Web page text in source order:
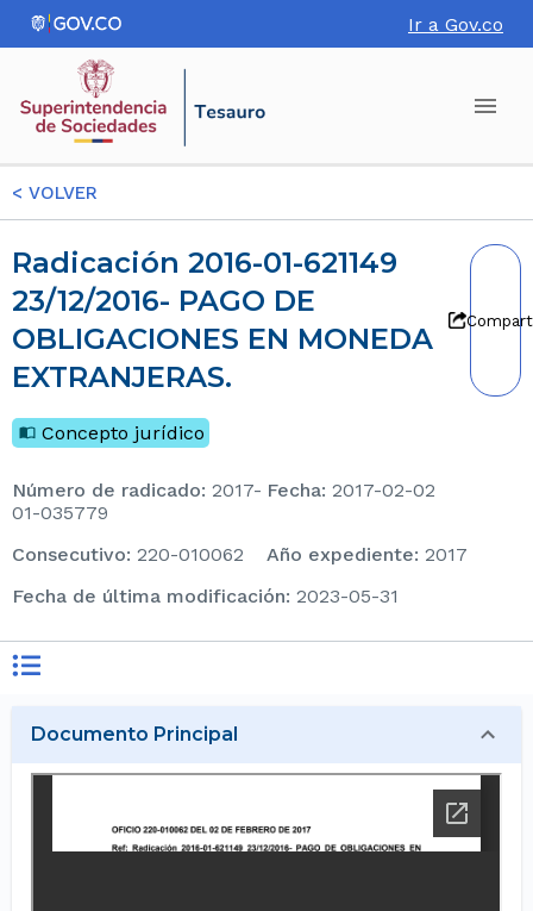
Ir a Gov.co
< VOLVER
Radicación 2016-01-621149
23/12/2016- PAGO DE
OBLIGACIONES EN MONEDA
EXTRANJERAS.
Concepto jurídico
Número de radicado: 2017-
01-035779
Fecha: 2017-02-02
consecutivo: 220-010062 Año expediente: 2017
Fecha de última modificación: 2023-05-31
Documento Principal